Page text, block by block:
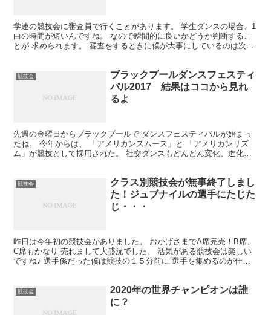
学連の競技会に審査員で行くことがあります。 学生ダンスの場合、1
曲の時間が短いんですね。 なので瞬間的に良いかどうか判断するこ
とが 求められます。 審査をするときに僕が大事にしているのは次の
競技会
ブラックプールダンスフェスティ
バル2017 結果はココから見れ
るよ
先週の金曜日からブラックプールで ダンスフェスティバルが始まっ
たね。 今年からは、 「アメリカンスムース」と 「アメリカンリズ
ム」が競技として採用された。 社交ダンスもどんどん変化、進化し
競技会
クラス別競技会が無事終了しまし
た！ジュブナイルの選手にたじた
じ・・・
昨日は今年初の競技会がありました。 おかげさまでA席完売！B席、
C席もかなり 売れまして大盛況でした。 活気がある競技会は楽しい
ですね♪ 選手係だった僕は競技の１５分前に 選手を集めるのが仕
競技会
2020年の世界チャンピオンは誰
に？